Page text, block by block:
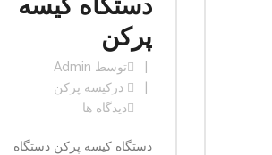
پرکن
توسط Admin
در کیسه پرکن
دیدگاه ها
دستگاه کیسه پرکن دستگاه